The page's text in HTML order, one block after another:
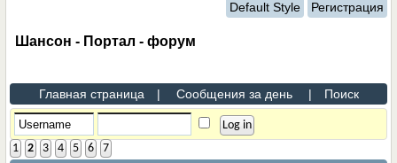
Default Style Регистрация
Шансон - Портал - форум
Главная страница | Сообщения за день | Поиск
1 2 3 4 5 6 7